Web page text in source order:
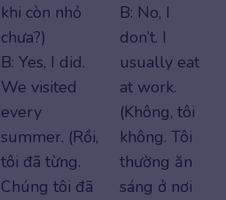
khi còn nhỏ
chưa?)
B: Yes, I did.
We visited
every
summer. (Rồi,
tôi đã từng.
Chúng tôi đã
B: No, I
don’t. I
usually eat
at work.
(Không, tôi
không. Tôi
thường ăn
sáng ở nơi